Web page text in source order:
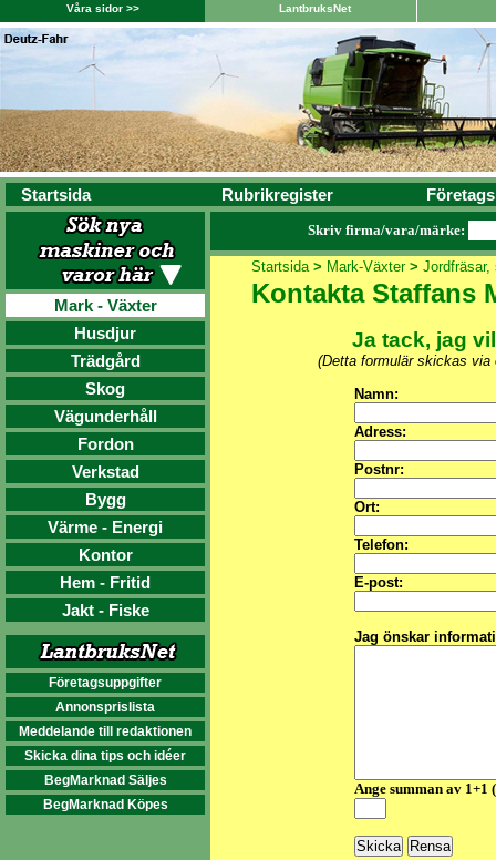
Våra sidor >> LantbruksNet
Startsida Rubrikregister
Mark - Växter
Husdjur
Trädgård
Skog
Vägunderhåll
Fordon
Verkstad
Bygg
Värme - Energi
Kontor
Hem - Fritid
Jakt - Fiske
Företagsuppgifter
Annonsprislista
Meddelande till redaktionen
Skicka dina tips och idéer
BegMarknad Säljes
BegMarknad Köpes
Skriv firma/vara/märke:
Startsida> Mark-Växter> Jordfräsar,
Kontakta Staffans
Ja tack, jag
(Detta formulär skickas via
Namn:
Adress:
Postnr:
Ort:
Telefon:
E-post:
Jag önskar
Ange summan av 1+1